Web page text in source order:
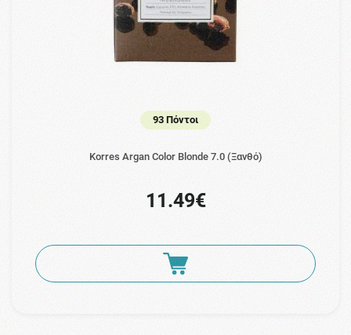
93 Πόντοι
Korres Argan Color Blonde 7.0 (Ξανθό)
11.49€